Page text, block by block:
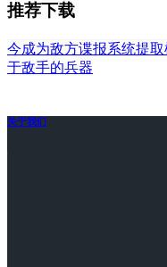
推荐下载
今成为敌方谍报系统提
于敌手的兵器
关于我们